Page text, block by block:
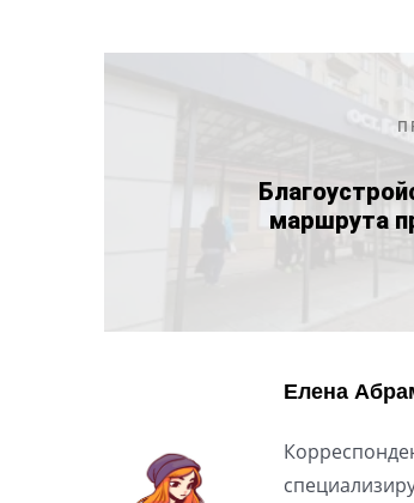
маршрута
Елена